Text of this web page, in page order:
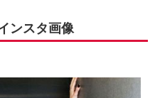
ンスタ画像